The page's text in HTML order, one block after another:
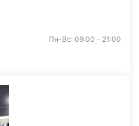
Пн-Вс: 09:00 - 21:00